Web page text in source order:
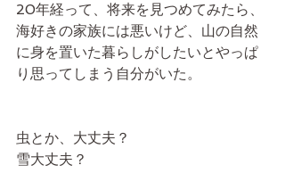
20年経って、将来を見つめてみたら、
海好きの家族には悪いけど、山の自然
に身を置いた暮らしがしたいとやっぱ
り思ってしまう自分がいた。
虫とか、大丈夫？
雪大丈夫？